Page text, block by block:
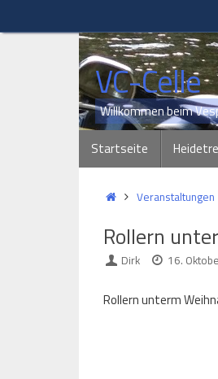
Inhalt
VC-Celle
Willkommen beim
Inhalt
springen
Startseite
StartVeranstaltungen
Rollern
Dirk 16.
Rollern unterm